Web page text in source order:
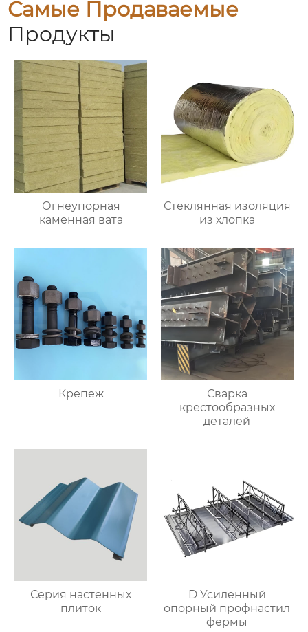
Самые Продаваемые
Продукты
Огнеупорная
каменная вата
Стеклянная изоляция
из хлопка
Крепеж
Сварка
крестообразных
деталей
Серия настенных
плиток
D Усиленный
опорный профнастил
фермы